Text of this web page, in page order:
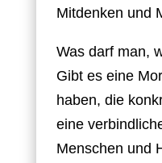
Mitdenken und
Was darf man,
Gibt es eine
haben, die
eine
Menschen und